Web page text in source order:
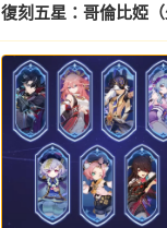
復刻五星：哥倫比婭